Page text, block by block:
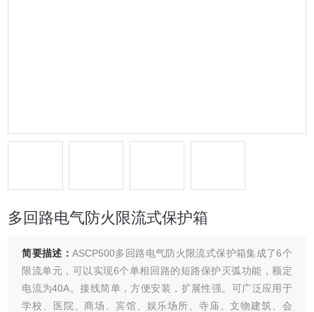
多回路电气防火限流式保护箱
简要描述：ASCP500多回路电气防火限流式保护箱集成了6个
限流单元，可以实现6个单相回路的短路保护灭弧功能，额定
电流为40A。接线简单，方便安装，扩展性强。可广泛应用于
学校、医院、商场、宾馆、娱乐场所、寺庙、文物建筑、会